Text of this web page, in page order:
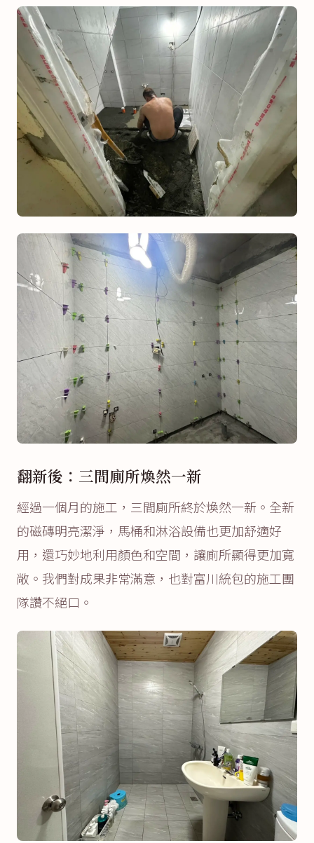
翻新後：三間廁所煥然一新
經過一個月的施工，三間廁所終於煥然一新。全新
的磁磚明亮潔淨，馬桶和淋浴設備也更加舒適好
用，還巧妙地利用顏色和空間，讓廁所顯得更加寬
敞。我們對成果非常滿意，也對富川統包的施工團
隊讚不絕口。